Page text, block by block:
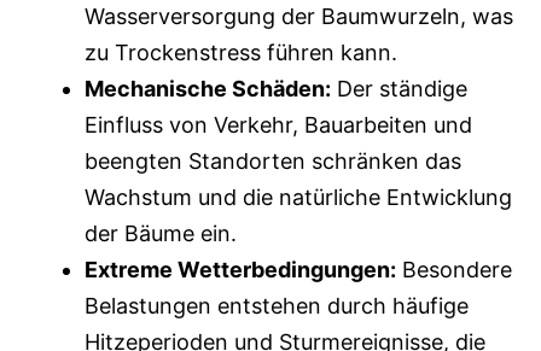
Wasserversorgung der Baumwurzeln, was
zu Trockenstress führen kann.
Mechanische Schäden: Der ständige
Einfluss von Verkehr, Bauarbeiten und
beengten Standorten schränken das
Wachstum und die natürliche Entwicklung
der Bäume ein.
Extreme Wetterbedingungen: Besondere
Belastungen entstehen durch häufige
Hitzeperioden und Sturmereignisse, die